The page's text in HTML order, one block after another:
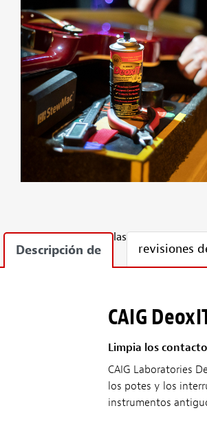
Descripción de
las
revisiones
CAIG
Limpia los
CAIG Laboratories
los potes y los
instrumentos